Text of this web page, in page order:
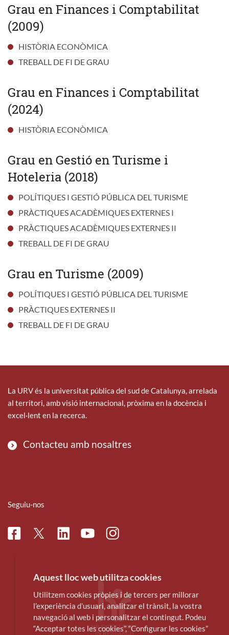
Grau en Finances i Comptabilitat
(2009)
HISTÒRIA ECONÒMICA
TREBALL DE FI DE GRAU
Grau en Finances i Comptabilitat
(2024)
HISTÒRIA ECONÒMICA
Grau en Gestió en Turisme i
Hoteleria (2018)
POLÍTIQUES I GESTIÓ PÚBLICA DEL TURISME
PRÀCTIQUES ACADÈMIQUES EXTERNES I
PRÀCTIQUES ACADÈMIQUES EXTERNES II
TREBALL DE FI DE GRAU
Grau en Turisme (2009)
POLÍTIQUES I GESTIÓ PÚBLICA DEL TURISME
PRÀCTIQUES EXTERNES II
TREBALL DE FI DE GRAU
La URV és la universitat pública del sud de Catalunya, arrelada
al territori, amb visió internacional, pròxima en la docència i
excel·lent en la recerca.
Contacteu amb nosaltres
Seguiu-nos
FacebookTwitterLinkedinYoutubeInstagram
Aquest lloc web utilitza cookies
Utilitzem cookies pròpies i de tercers per millorar
l’experiència d’usuari, analitzar el trànsit, la vostra
navegació al web i personalitzar el contingut. Podeu
“Acceptar totes les cookies”, “Configurar les cookies”